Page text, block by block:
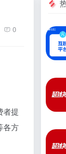
0
者提
各方